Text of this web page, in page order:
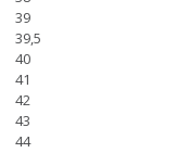
39
39,5
40
41
42
43
44